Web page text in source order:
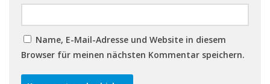
Name, E-Mail-Adresse und Website in diesem
Browser für meinen nächsten Kommentar speichern.